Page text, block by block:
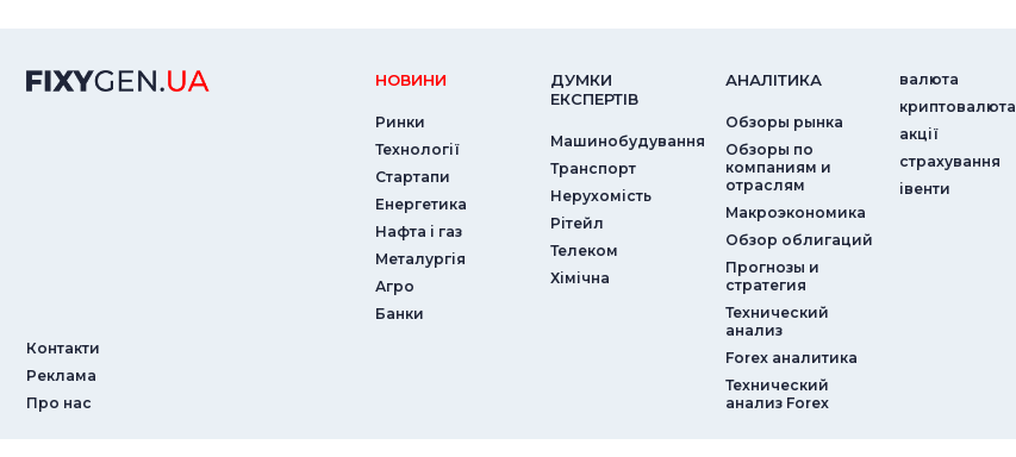
Контакти
Реклама
Про нас
НОВИНИ
Ринки
Технології
Стартапи
Енергетика
Нафта і газ
Металургія
Агро
Банки
ДУМКИ
ЕКСПЕРТIВ
Машинобудування
Транспорт
Нерухомість
Рітейл
Телеком
Хімічна
АНАЛIТИКА
Обзоры рынка
Обзоры по
компаниям и
отраслям
Макроэкономика
Обзор облигаций
Прогнозы и
стратегия
Технический
анализ
Forex аналитика
Технический
анализ Forex
валюта
криптовалюта
акції
страхування
iвенти